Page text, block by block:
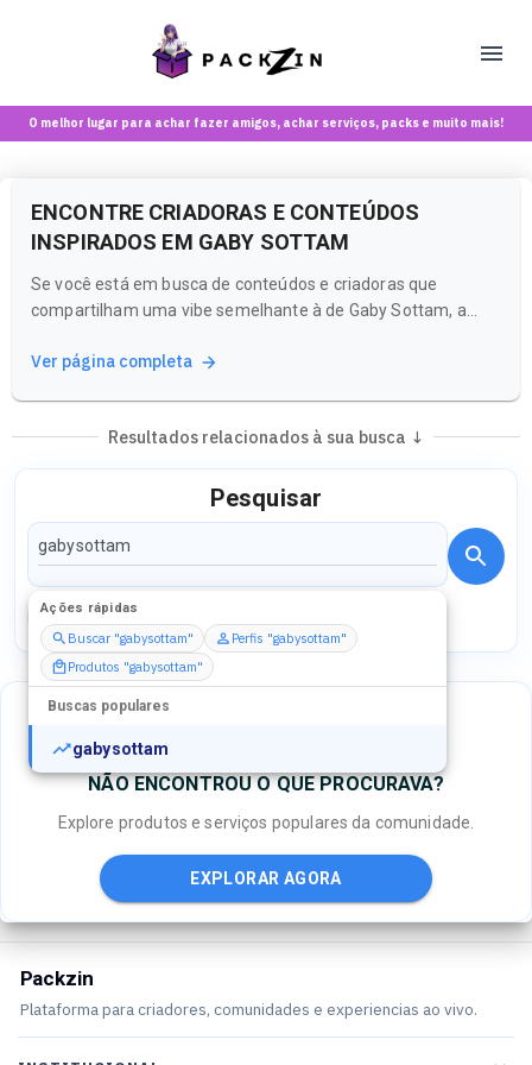
O melhor lugar para achar fazer amigos, achar serviços, packs e muito mais!
ENCONTRE CRIADORAS E CONTEÚDOS
INSPIRADOS EM GABY SOTTAM
Se você está em busca de conteúdos e criadoras que
compartilham uma vibe semelhante à de Gaby Sottam, a
uma rede social e marketplace que conecta pessoas com
Ver página completa
Resultados relacionados à sua busca ↓
Pesquisar
Ações rápidas
Buscar "gabysottam"
Perfis "gabysottam"
Produtos "gabysottam"
Buscas populares
gabysottam
Perfis
NÃO ENCONTROU O QUE PROCURAVA?
Explore produtos e serviços populares da comunidade.
EXPLORAR AGORA
Packzin
Plataforma para criadores, comunidades e experiencias ao vivo.